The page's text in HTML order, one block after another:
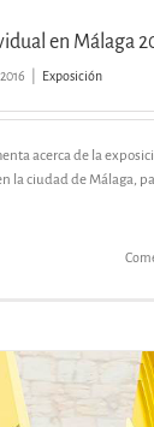
en Málaga
Exposición
acerca de la
la ciudad de Málaga,